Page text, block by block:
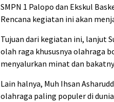
SMPN 1 Palopo dan Ekskul
Rencana kegiatan ini akan
Tujuan dari kegiatan ini, lanjut
olah raga khususnya olahraga
menyalurkan minat dan
Lain halnya, Muh Ihsan
olahraga paling populer di